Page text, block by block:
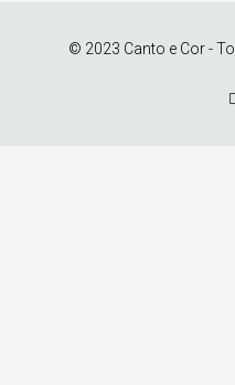
© 2023 Canto e Cor -